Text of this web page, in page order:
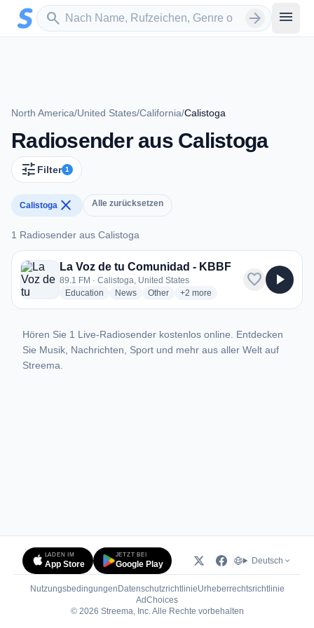
Zum Hauptinhalt springen
search
Sender suchen arrow_forward menu
North America/United States/California/Calistoga
Radiosender aus Calistoga
tune Filter 1
Calistoga close Alle zurücksetzen
1 Radiosender aus Calistoga
1 Radiosender aus Calistoga
La Voz de tu Comunidad - KBBF
89.1 FM · Calistoga, United States
Education radio stations
Newsradio stations
Otherradio stations
+2 more genres for La Voz de tu
more
favorite play_arrow
Hören Sie 1 Live-Radiosender kostenlos online. Entdecken
Sie Musik, Nachrichten, Sport und mehr aus aller Welt auf
Streema.
LADEN IM
App Store
JETZT BEI
Google Play Deutsch
Nutzungsbedingungen DatenschutzrichtlinieUrheberrechtsrichtlinie
AdChoices(öffnet in neuem Tab)
© 2026 Streema, Inc. Alle Rechte vorbehalten